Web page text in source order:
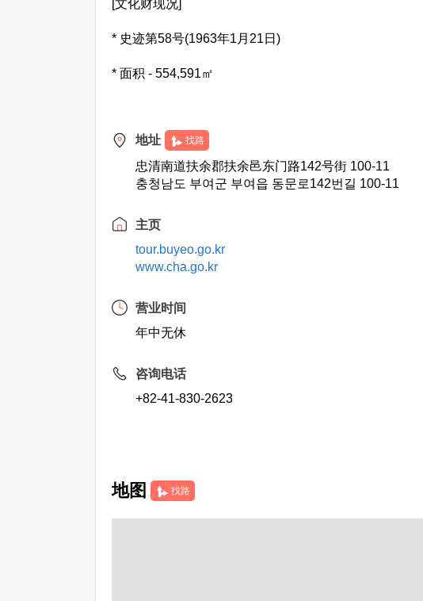
[文化财现况]
* 史迹第58号(1963年1月21日)
* 面积 - 554,591㎡
地址 找路
忠清南道扶余郡扶余邑东门路142号街 100-11
충청남도 부여군 부여읍 동문로142번길 100-11
主页
tour.buyeo.go.kr
www.cha.go.kr
营业时间
年中无休
咨询电话
+82-41-830-2623
地图 找路